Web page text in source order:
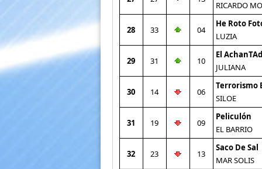
RICARDO
28 33 04
He Roto
LUZIA
29 31 10
El
JULIANA
30 14 06
Terrorismo
SILOE
31 19 09
Peliculón
EL BARRIO
32 23 13
Saco De Sal
MAR SOLIS